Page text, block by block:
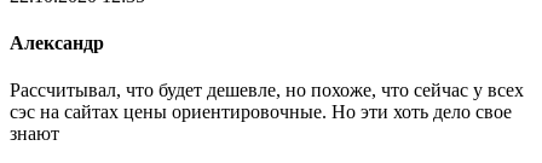
Александр
Рассчитывал, что будет дешевле, но похоже, что сейчас у всех
сэс на сайтах цены ориентировочные. Но эти хоть дело свое
знают